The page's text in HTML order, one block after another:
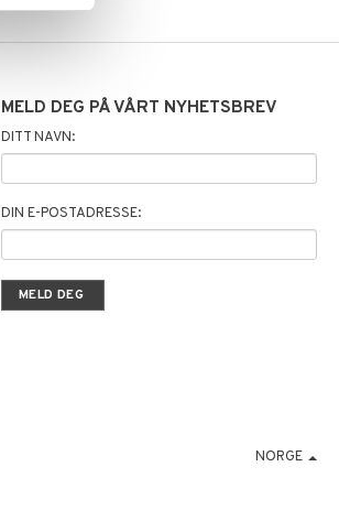
MELD DEG PÅ VÅRT NYHETSBREV
DITT NAVN:
DIN E-POSTADRESSE:
NORGE